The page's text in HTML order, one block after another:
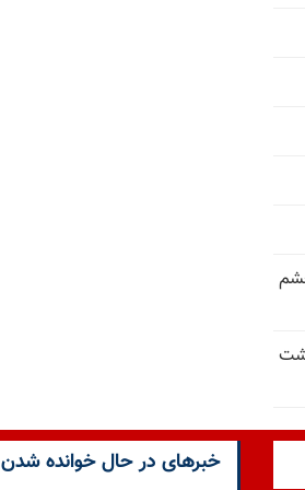
خبرهای در حال خوانده شدن